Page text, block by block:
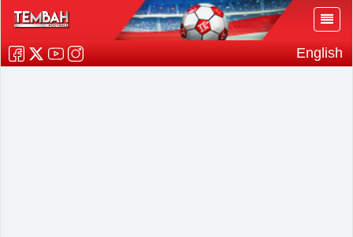
English